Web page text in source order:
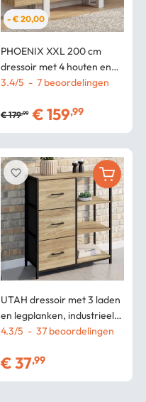
- € 20,00
PHOENIX XXL 200 cm
dressoir met 4 houten en
witte deuren
3.4/5 - 7 beoordelingen
€179,99 €159,99
UTAH dressoir met 3 laden
en legplanken, industrieel
ontwerp, 70 cm
4.3/5 - 37 beoordelingen
€37,99
favorite_border